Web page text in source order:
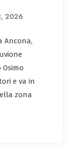
2026
Ancona,
Osimo
e va in
zona